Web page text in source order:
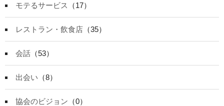
モテるサービス （17）
レストラン・飲食店 （35）
会話 （53）
出会い （8）
協会のビジョン （0）